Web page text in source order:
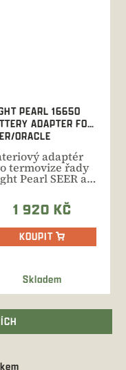
Skladem
PEARL 16650
ADAPTER FOR
ORACLE
adaptér
termovize řady
Pearl SEER a
1 920 KČ
KOUPIT